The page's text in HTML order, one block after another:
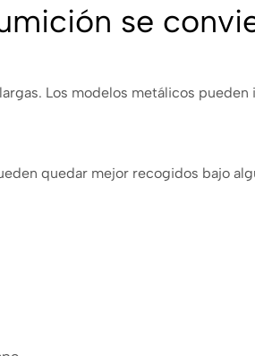
se
Los modelos metálicos
quedar mejor recogidos bajo